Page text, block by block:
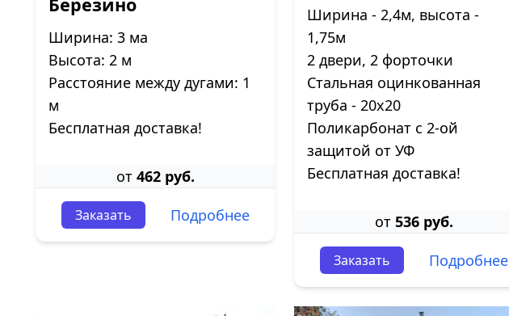
Ширина: 3 ма
Высота: 2 м
Расстояние между дугами: 1
м
Бесплатная доставка!
от 462 руб.
Заказать Подробнее
Ширина - 2,4м, высота -
1,75м
2 двери, 2 форточки
Стальная оцинкованная
труба - 20х20
Поликарбонат с 2-ой
защитой от УФ
Бесплатная доставка!
от 536 руб.
Заказать Подробнее